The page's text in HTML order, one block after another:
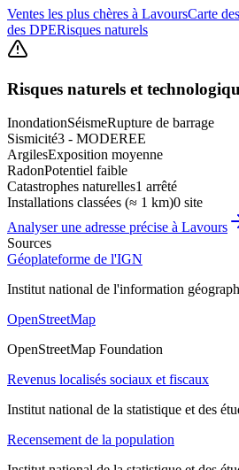
Ventes les plus chères à LavoursCarte
des DPERisques naturels
Risques naturels et
InondationSéismeRupture de barrage
Sismicité3 - MODEREE
ArgilesExposition moyenne
RadonPotentiel faible
Catastrophes naturelles1 arrêté
Installations classées (≈ 1 km)0 site
Analyser une adresse précise à Lavours
Sources
Géoplateforme de l'IGN
Institut national de l'information
OpenStreetMap
OpenStreetMap Foundation
Revenus localisés sociaux et fiscaux
Institut national de la statistique et des
Recensement de la population